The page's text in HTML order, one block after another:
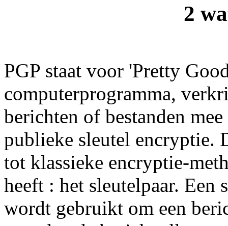
2
PGP staat voor 'Pretty
computerprogramma,
berichten of bestanden
publieke sleutel encryptie.
tot klassieke encryptie-
heeft : het sleutelpaar. Een
wordt gebruikt om een